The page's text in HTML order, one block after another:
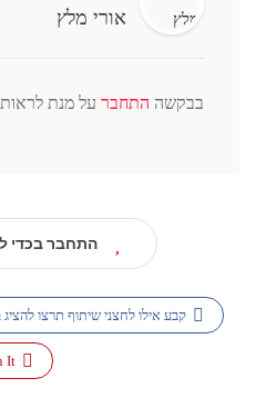
אורי מלץ
בבקשה התחבר על מנת
התחבר בכדי
קבע אילו לחצני שיתוף תרצו להציג
Pin It